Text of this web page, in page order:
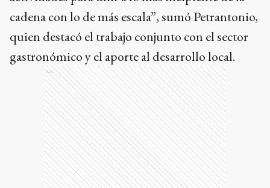
cadena con lo de más escala”, sumó Petrantonio,
quien destacó el trabajo conjunto con el sector
gastronómico y el aporte al desarrollo local.
Ads